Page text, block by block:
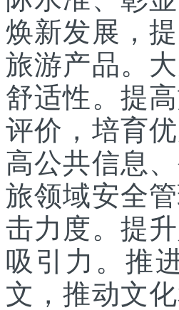
焕新发展，
旅游产品。
舒适性。提
评价，培育
高公共信息
旅领域安全
击力度。提
吸引力。推
文，推动文